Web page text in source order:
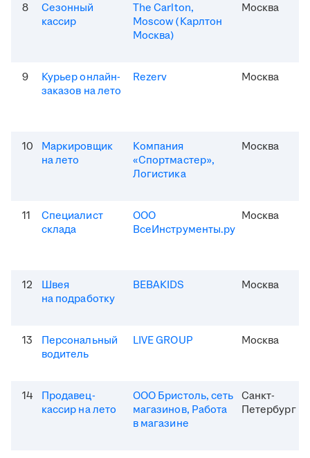
8
Сезонный
кассир
The Carlton,
Moscow (Карлтон
Москва)
Москва
9
Курьер онлайн-
заказов на лето
Rezerv Москва
10
Маркировщик
на лето
Компания
«Спортмастер»,
Логистика
Москва
11
Специалист
склада
ООО
ВсеИнструменты.ру
Москва
12
Швея
на подработку
BEBAKIDS Москва
13
Персональный
водитель
LIVE GROUP Москва
14
Продавец-
кассир на лето
ООО Бристоль, сеть
магазинов, Работа
в магазине
Санкт-
Петербург